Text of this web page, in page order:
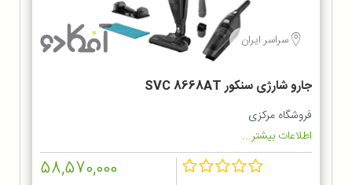
سراسر ایران
جارو شارژی سنکور SVC 8668AT
فروشگاه مرکزی
اطلاعات بیشتر...
58,570,000